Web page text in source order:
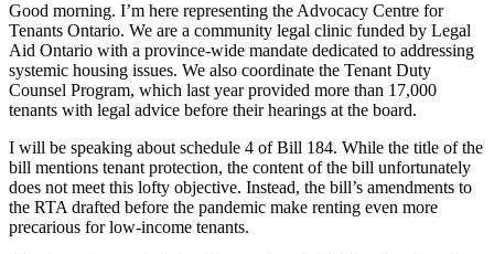
Good morning. I’m here representing the Advocacy Centre for
Tenants Ontario. We are a community legal clinic funded by Legal
Aid Ontario with a province-wide mandate dedicated to addressing
systemic housing issues. We also coordinate the Tenant Duty
Counsel Program, which last year provided more than 17,000
tenants with legal advice before their hearings at the board.
I will be speaking about schedule 4 of Bill 184. While the title of the
bill mentions tenant protection, the content of the bill unfortunately
does not meet this lofty objective. Instead, the bill’s amendments to
the RTA drafted before the pandemic make renting even more
precarious for low-income tenants.